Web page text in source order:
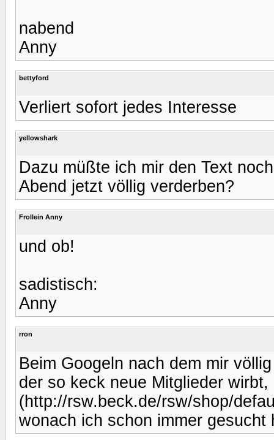
nabend
Anny
bettyford
Verliert sofort jedes Interesse
yellowshark
Dazu müßte ich mir den Text
Abend jetzt völlig verderben?
Frollein Anny
und ob!
sadistisch:
Anny
rron
Beim Googeln nach dem mir
der so keck neue Mitglieder
(http://rsw.beck.de/rsw/shop/
wonach ich schon immer